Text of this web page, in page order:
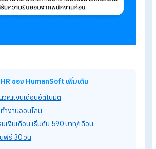
ยป้องกันปัญหาสุขภาพที่อาจเกิดจากการใช้สาร
งความเชื่อมั่นในองค์กร อย่างไรก็ตาม การตรวจ
ไม่ และต้องได้รับความยินยอมจากพนักงานก่อน